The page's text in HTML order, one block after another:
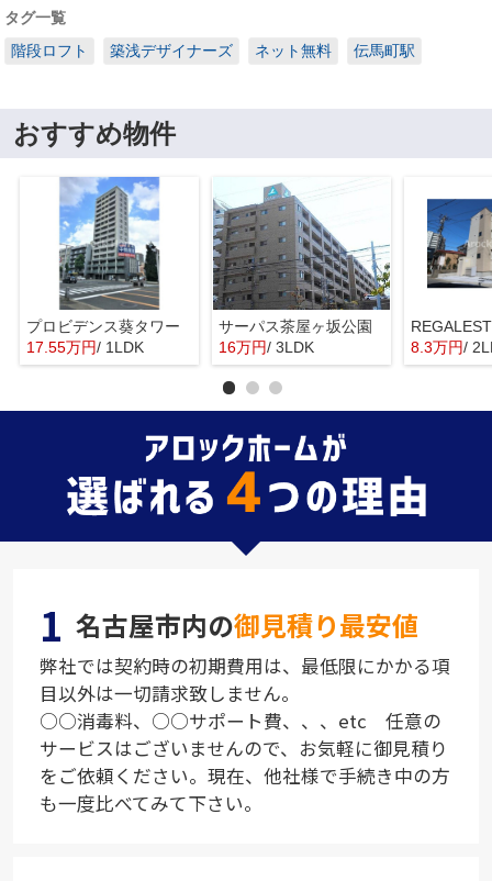
タグ一覧
階段ロフト
築浅デザイナーズ ネット無料 伝馬町駅
おすすめ物件
プロビデンス葵タワー
17.55万円/ 1LDK
サーパス茶屋ヶ坂公園
16万円/ 3LDK
8.3万円/
1 名古屋市内の御見積り最安値
弊社では契約時の初期費用は、最低限にかかる項
目以外は一切請求致しません。
○○消毒料、○○サポート費、、、etc 任意の
サービスはございませんので、お気軽に御見積り
をご依頼ください。現在、他社様で手続き中の方
も一度比べてみて下さい。